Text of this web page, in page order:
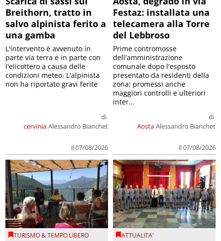
Breithorn, tratto in
salvo alpinista ferito a
una gamba
cervinia
di
Alessandro Bianchet
il 07/08/2026
L'intervento è avvenuto in
parte via terra e in parte con
l'elicottero a causa delle
condizioni meteo. L'alpinista
non ha riportato gravi ferite
Festaz: installata una
telecamera alla Torre
del Lebbroso
Aosta
di
Alessandro Bianchet
il 07/08/2026
Prime contromosse
dell'amministrazione
comunale dopo l'esposto
presentato da residenti della
zona; promessi anche
maggiori controlli e ulteriori
inter...
TURISMO & TEMPO LIBERO ATTUALITA'